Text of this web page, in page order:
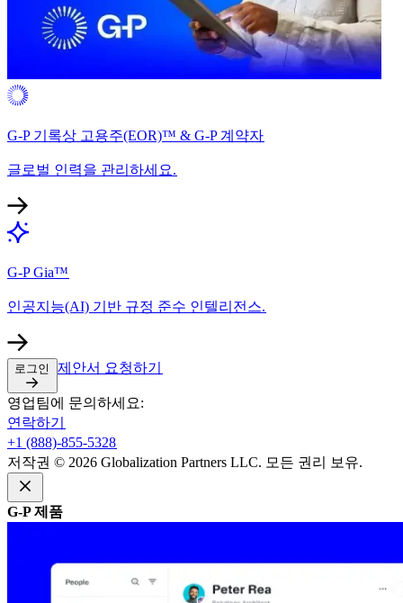
G-P 기록상 고용주(EOR)™ & G-P 계약자​​
글로벌 인력을 관리하세요.​​
G-P Gia™​​
인공지능(AI) 기반 규정 준수 인텔리전스.​​
로그인​​ 제안서 요청하기​​
영업팀에 문의하세요:​​
연락하기​​
+1 (888)-855-5328​​
저작권 © 2026 Globalization Partners LLC. 모든 권리 보유.​​
G-P 제품​​